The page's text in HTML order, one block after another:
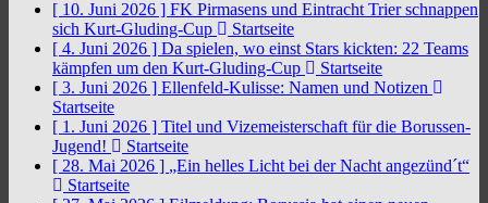
[ 10. Juni 2026 ] FK Pirmasens und Eintracht Trier schnappen
sich Kurt-Gluding-Cup
Startseite
[ 4. Juni 2026 ] Da spielen, wo einst Stars kickten: 22 Teams
kämpfen um den Kurt-Gluding-Cup
Startseite
[ 3. Juni 2026 ] Ellenfeld-Kulisse: Namen und Notizen
Startseite
[ 1. Juni 2026 ] Titel und Vizemeisterschaft für die Borussen-
Jugend!
Startseite
[ 28. Mai 2026 ] „Ein helles Licht bei der Nacht angezünd´t“
Startseite